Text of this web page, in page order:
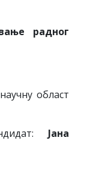
радног
област
Јана